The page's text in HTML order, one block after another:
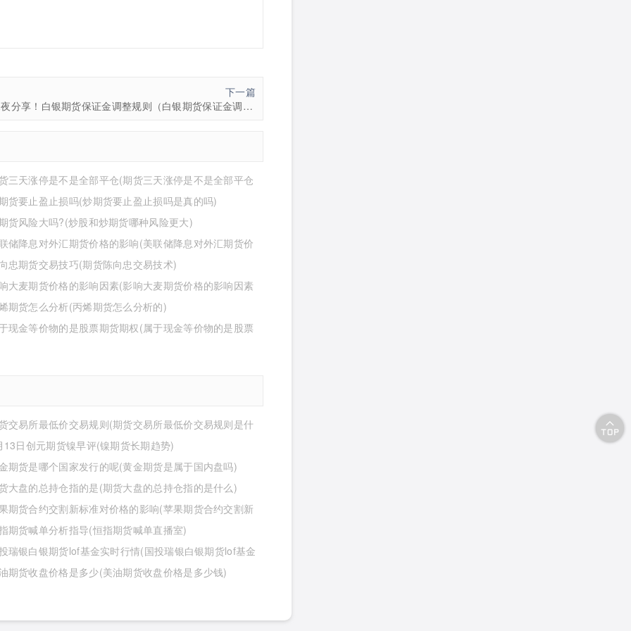
下一篇
深夜分享！白银期货保证金调整规则（白银期货保证金调整规则详解）
三天涨停是不是全部平仓(期货三天涨停是不是全部平仓
货要止盈止损吗(炒期货要止盈止损吗是真的吗)
货风险大吗?(炒股和炒期货哪种风险更大)
储降息对外汇期货价格的影响(美联储降息对外汇期货价
有哪些)
忠期货交易技巧(期货陈向忠交易技术)
大麦期货价格的影响因素(影响大麦期货价格的影响因素
期货怎么分析(丙烯期货怎么分析的)
现金等价物的是股票期货期权(属于现金等价物的是股票
交易所最低价交易规则(期货交易所最低价交易规则是什
13日创元期货镍早评(镍期货长期趋势)
期货是哪个国家发行的呢(黄金期货是属于国内盘吗)
大盘的总持仓指的是(期货大盘的总持仓指的是什么)
期货合约交割新标准对价格的影响(苹果期货合约交割新
格的影响有哪些)
期货喊单分析指导(恒指期货喊单直播室)
瑞银白银期货lof基金实时行情(国投瑞银白银期货lof基金
怎么样)
期货收盘价格是多少(美油期货收盘价格是多少钱)